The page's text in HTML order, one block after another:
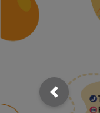
Previous